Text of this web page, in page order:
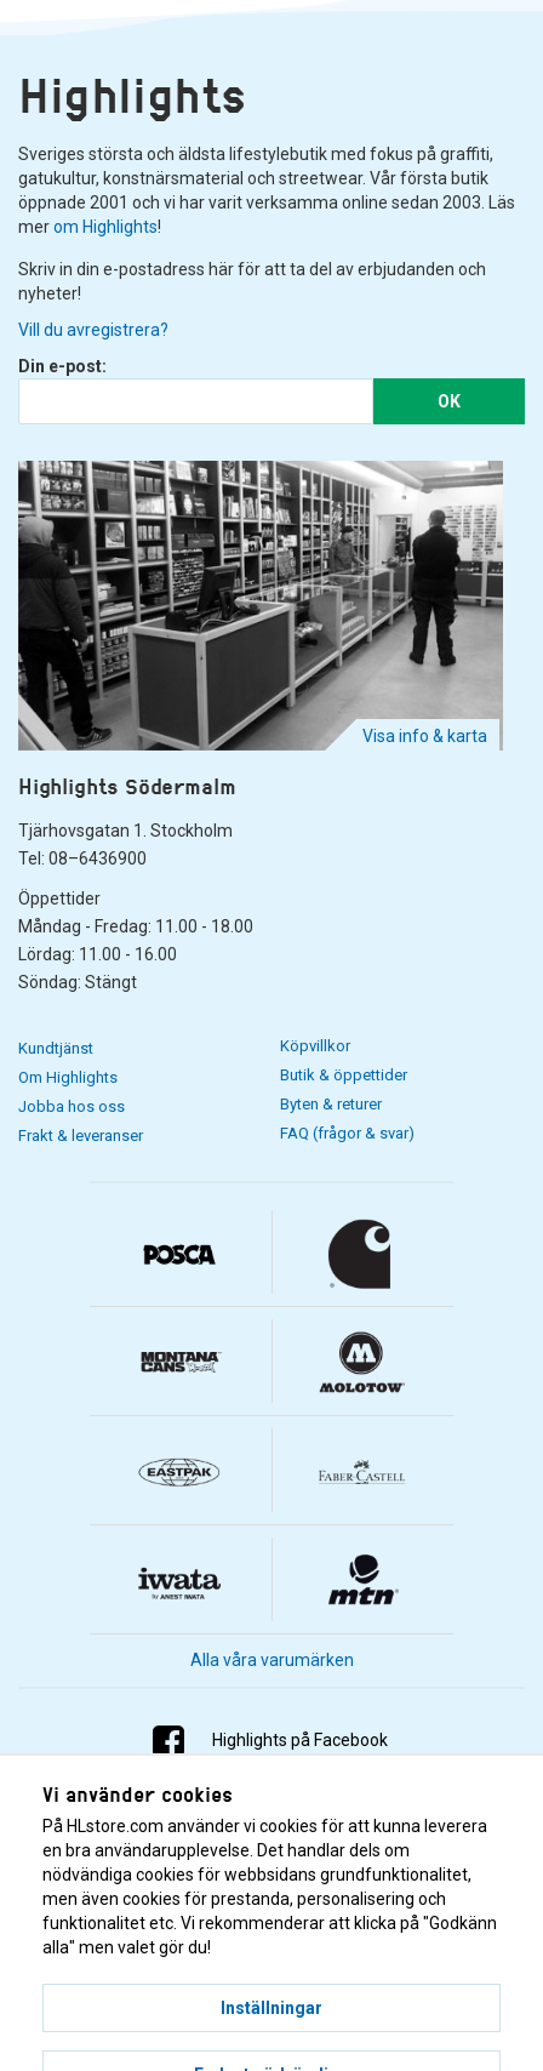
Highlights
Sveriges största och äldsta lifestylebutik med fokus på graffiti,
gatukultur, konstnärsmaterial och streetwear. Vår första butik
öppnade 2001 och vi har varit verksamma online sedan 2003. Läs
merom Highlights!
Skriv in din e-postadress här för att ta del av erbjudanden och
nyheter!
Vill du avregistrera?
Din e-post:
OK
Visa info & karta
Highlights Södermalm
Tjärhovsgatan 1. Stockholm
Tel: 08–6436900
Öppettider
Måndag - Fredag: 11.00 - 18.00
Lördag: 11.00 - 16.00
Söndag: Stängt
Kundtjänst
Om Highlights
Jobba hos oss
Frakt & leveranser
Köpvillkor
Butik & öppettider
Byten & returer
FAQ (frågor & svar)
Alla våra varumärken
Highlights på Facebook
Highlights på Instagram
Highlights på Youtube
Highlights på Tiktok
Vi använder cookies
På HLstore.com använder vi cookies för att kunna leverera
en bra användarupplevelse. Det handlar dels om
nödvändiga cookies för webbsidans grundfunktionalitet,
men även cookies för prestanda, personalisering och
funktionalitet etc. Vi rekommenderar att klicka på "Godkänn
alla" men valet gör du!
Inställningar